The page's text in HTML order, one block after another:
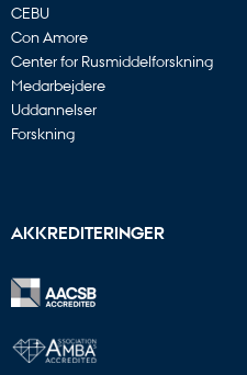
CEBU
Con Amore
Center for Rusmiddelforskning
Medarbejdere
Uddannelser
Forskning
AKKREDITERINGER